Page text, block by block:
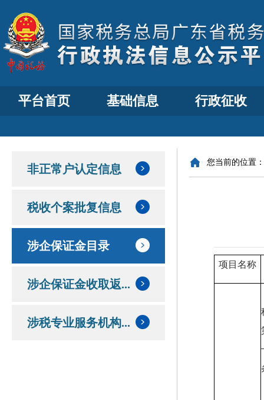
平台首页 基础信息 行政征收
非正常户认定信息
税收个案批复信息
涉企保证金目录
涉企保证金收取返...
涉税专业服务机构...
您当前的位置
项目名称